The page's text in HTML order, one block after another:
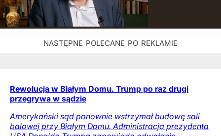
Rewolucja w Białym Domu. Trump po raz drugi
przegrywa w sądzie
Amerykański sąd ponownie wstrzymał budowę sali
balowej przy Białym Domu. Administracja prezydenta